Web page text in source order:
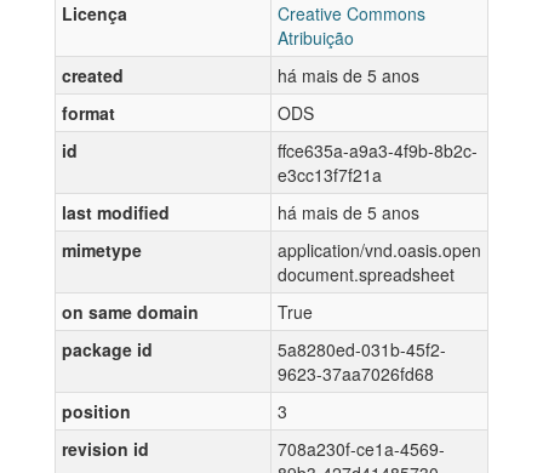
Licença
Creative Commons
Atribuição
created
há mais de 5 anos
format
ODS
id
ffce635a-a9a3-4f9b-8b2c-
e3cc13f7f21a
last modified
há mais de 5 anos
mimetype
application/vnd.oasis.open
document.spreadsheet
on same domain
True
package id
5a8280ed-031b-45f2-
9623-37aa7026fd68
position
3
revision id
708a230f-ce1a-4569-